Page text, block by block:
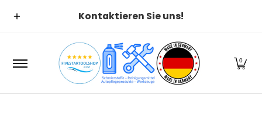
Zum Hauptinhalt springenKontaktieren Sie uns!
0